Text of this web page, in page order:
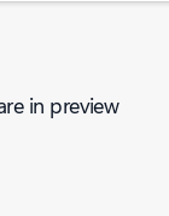
in preview